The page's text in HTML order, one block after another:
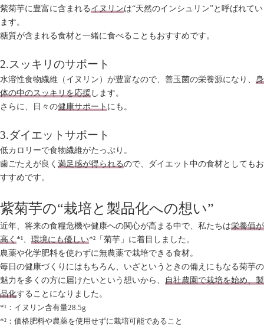
紫菊芋に豊富に含まれるイヌリンは“天然のインシュリン”と呼ばれてい
ます。
糖質が含まれる食材と一緒に食べることもおすすめです。
2.スッキリのサポート
水溶性食物繊維（イヌリン）が豊富なので、善玉菌の栄養源になり、 身
体の中のスッキリを応援 します。
さらに、日々の健康サポートにも。
3.ダイエットサポート
低カロリーで食物繊維がたっぷり。
歯ごたえが良く 満足感が得られるので、ダイエット中の食材としてもお
すすめです。
紫菊芋の“栽培と製品化への想い”
近年、将来の食糧危機や健康への関心が高まる中で、私たちは栄養価が
高く*¹、 環境にも優しい*²「菊芋」に着目しました。
農薬や化学肥料を使わずに無農薬で栽培できる食材。
毎日の健康づくりにはもちろん、いざというときの備えにもなる菊芋の
魅力を多くの方に届けたいという想いから、 自社農園で栽培を始め、製
品化することになりました。
*¹：イヌリン含有量28.5g
*²：価格肥料や農薬を使用せずに栽培可能であること